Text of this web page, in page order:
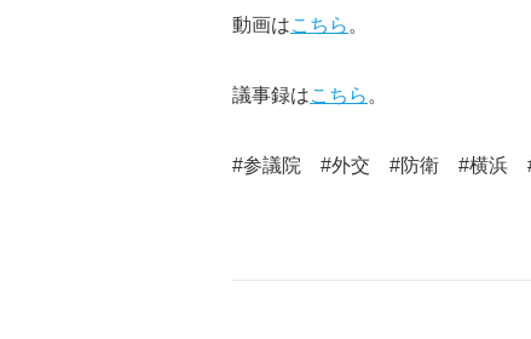
動画はこちら 。
議事録はこちら 。
#参議院 #外交 #防衛 #横浜 #